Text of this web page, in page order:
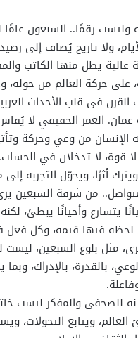
وليست رقمًا.. السبعون
ولا تاريخ يُضاف إلى
عالية يطل منها الكاتب
على حركة العالم من حوله،
في قلب الأحداث
العمر الحقيقي لا
الإنسان من وعي وحركة
قوة، لا تدخلان في
أثرًا، ويحوّل التجربة
من شرفة السبعين يرى
يتسارع وأحيانًا يبطئ،
فيها قيمة، وكل فعل
مثل بلوغ السبعين، ليست
بالقدرة، بالإدراك،
للصحفي والمفكر ليست
العالم، ويتابع التحولات،